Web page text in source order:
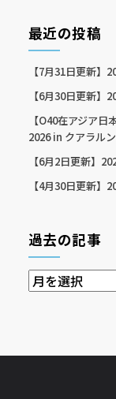
最近の投稿
【7月31日更新】
【6月30日更新】
【O40在アジア
2026 in クアラル
【6月2日更新】
【4月30日更新】
過去の記事
過
去
事